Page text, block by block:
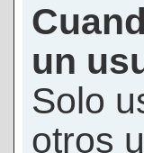
un
Solo
otros